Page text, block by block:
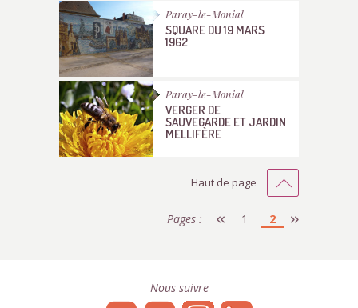
Paray-le-Monial
SQUARE DU 19 MARS
1962
Paray-le-Monial
VERGER DE
SAUVEGARDE ET JARDIN
MELLIFÈRE
Haut de page
Pages : 1 2
Nous suivre